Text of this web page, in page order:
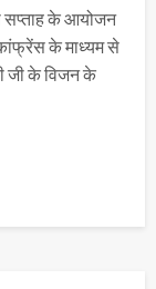
सप्ताह के आयोजन
कांफ्रेंस के माध्यम से
जी के विजन के